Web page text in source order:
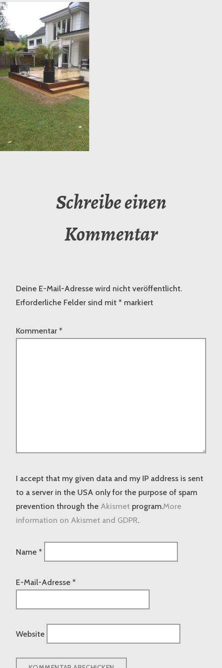
Schreibe einen
Kommentar
Deine E-Mail-Adresse wird nicht veröffentlicht.
Erforderliche Felder sind mit * markiert
Kommentar *
I accept that my given data and my IP address is sent
to a server in the USA only for the purpose of spam
prevention through the Akismet program.More
information on Akismet and GDPR.
Name *
E-Mail-Adresse *
Website